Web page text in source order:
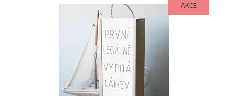
AKCE
Dostupnost:
Skladem